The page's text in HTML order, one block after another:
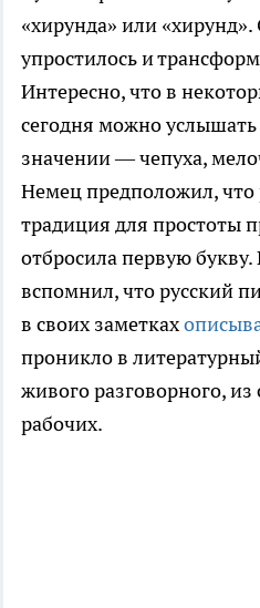
«хирунда» или
упростилось и
Интересно, что в
сегодня можно
значении — чепуха,
Немец предположил, что
традиция для простоты
отбросила первую
вспомнил, что русский
в своих заметках
проникло в
живого разговорного,
рабочих.